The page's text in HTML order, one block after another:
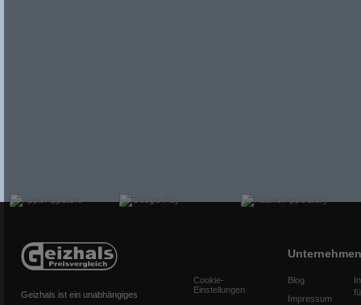
Geizhals ist ein unabhängiges
Cookie-
Einstellungen
Unternehmen
Blog
Impressum